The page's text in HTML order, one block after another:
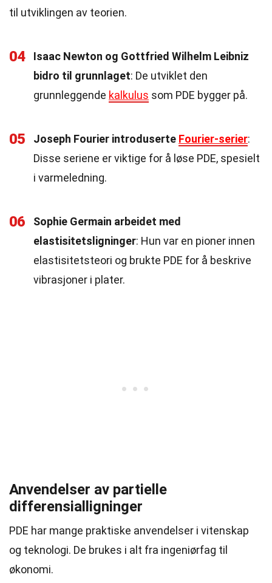
til utviklingen av teorien.
04
Isaac Newton og Gottfried Wilhelm Leibniz
bidro til grunnlaget: De utviklet den
grunnleggende kalkulus som PDE bygger på.
05 Joseph Fourier introduserte Fourier-serier:
Disse seriene er viktige for å løse PDE, spesielt
i varmeledning.
06
Sophie Germain arbeidet med
elastisitetsligninger: Hun var en pioner innen
elastisitetsteori og brukte PDE for å beskrive
vibrasjoner i plater.
Anvendelser av partielle
differensialligninger
PDE har mange praktiske anvendelser i vitenskap
og teknologi. De brukes i alt fra ingeniørfag til
økonomi.